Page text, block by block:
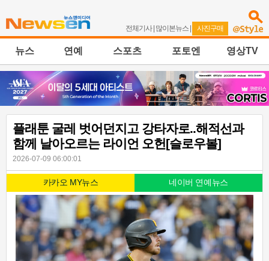
전체기사| 많이본뉴스 | 사진구매
뉴스 연예 스포츠 포토엔 영상TV
플래툰 굴레 벗어던지고 강타자로..해적선과
함께 날아오르는 라이언 오헌[슬로우볼]
2026-07-09 06:00:01
카카오 MY뉴스 네이버 연예뉴스